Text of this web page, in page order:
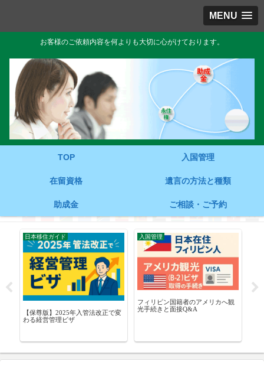
MENU
お客様のご依頼内容を何よりも大切に心がけております。
TOP 入国管理
在留資格 遺言の方法と種類
助成金 ご相談・ご予約
日本移住ガイド
【保尊版】2025年入管法改正で変
わる経営管理ビザ
入国管理
フィリピン国籍者のアメリカへ観
光手続きと面接Q&A